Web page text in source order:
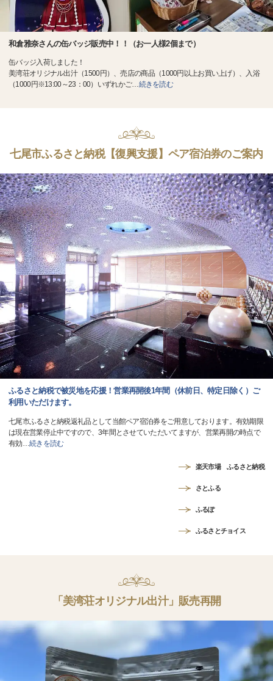
和倉雅奈さんの缶バッジ販売中！！（お一人様2個まで）
缶バッジ入荷しました！
美湾荘オリジナル出汁（1500円）、売店の商品（1000円以上お買い上げ）、入浴
（1000円※13:00～23：00）いずれかご…続きを読む
七尾市ふるさと納税【復興支援】ペア宿泊券のご案内
ふるさと納税で被災地を応援！営業再開後1年間（休前日、特定日除く）ご
利用いただけます。
七尾市ふるさと納税返礼品として当館ペア宿泊券をご用意しております。有効期限
は現在営業停止中ですので、3年間とさせていただいてますが、営業再開の時点で
有効…続きを読む
楽天市場 ふるさと納税
さとふる
ふるぽ
ふるさとチョイス
「美湾荘オリジナル出汁」販売再開